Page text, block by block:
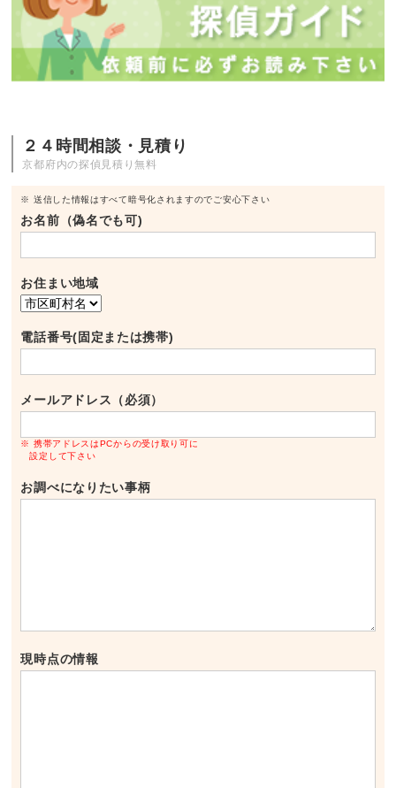
２４時間相談・見積り
京都府内の探偵見積り無料
※ 送信した情報はすべて暗号化されますのでご安心下さい
お名前（偽名でも可)
お住まい地域
電話番号(固定または携帯)
メールアドレス（必須）
※ 携帯アドレスはPCからの受け取り可に
設定して下さい
お調べになりたい事柄
現時点の情報